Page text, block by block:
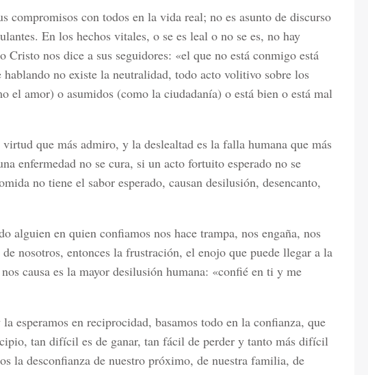
compromisos con todos en la vida real; no es asunto de discurso
En los hechos vitales, o se es leal o no se es, no hay
Cristo nos dice a sus seguidores: «el que no está conmigo está
no existe la neutralidad, todo acto volitivo sobre los
el amor) o asumidos (como la ciudadanía) o está bien o está mal
que más admiro, y la deslealtad es la falla humana que más
enfermedad no se cura, si un acto fortuito esperado no se
no tiene el sabor esperado, causan desilusión, desencanto,
alguien en quien confiamos nos hace trampa, nos engaña, nos
nosotros, entonces la frustración, el enojo que puede llegar a la
causa es la mayor desilusión humana: «confié en ti y me
esperamos en reciprocidad, basamos todo en la confianza, que
tan difícil es de ganar, tan fácil de perder y tanto más difícil
la desconfianza de nuestro próximo, de nuestra familia, de